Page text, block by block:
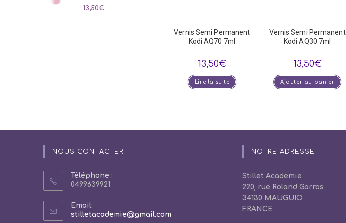
Vernis Semi Permanent
Kodi AQ70 7ml
13,50€
Lire la suite
Vernis Semi Permanent
Kodi AQ30 7ml
13,50€
Ajouter au panier
13,50€
NOUS CONTACTER
Téléphone :
0499639921
Email:
stilletacademie@gmail.comS’ouvre
NOTRE ADRESSE
Stillet Academie
220, rue Roland Garros
34130 MAUGUIO
FRANCE